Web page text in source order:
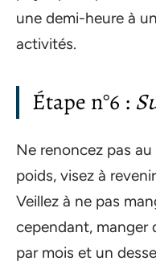
une demi-heure à
activités.
Étape n°6 :
Ne renoncez pas
poids, visez à
Veillez à ne pas
cependant, manger
par mois et un